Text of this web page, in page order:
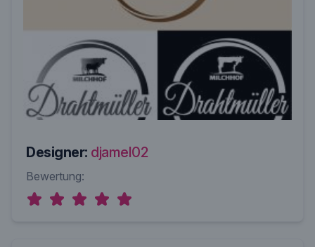
Designer: djamel02
Bewertung: